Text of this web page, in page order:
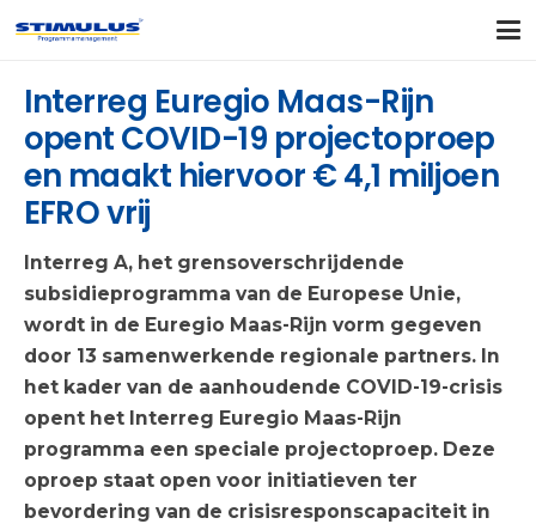
Interreg Euregio Maas-Rijn
opent COVID-19 projectoproep
en maakt hiervoor € 4,1 miljoen
EFRO vrij
Interreg A, het grensoverschrijdende
subsidieprogramma van de Europese Unie,
wordt in de Euregio Maas-Rijn vorm gegeven
door 13 samenwerkende regionale partners. In
het kader van de aanhoudende COVID-19-crisis
opent het Interreg Euregio Maas-Rijn
programma een speciale projectoproep. Deze
oproep staat open voor initiatieven ter
bevordering van de crisisresponscapaciteit in